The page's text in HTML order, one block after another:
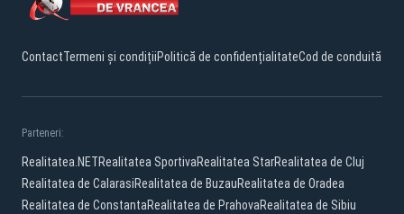
ContactTermeni și condițiiPolitică de confidențialitateCod de conduită
Parteneri:
Realitatea.NETRealitatea SportivaRealitatea StarRealitatea de Cluj
Realitatea de CalarasiRealitatea de BuzauRealitatea de Oradea
Realitatea de ConstantaRealitatea de PrahovaRealitatea de Sibiu